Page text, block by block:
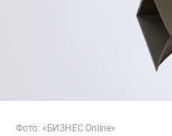
Фото: «БИЗНЕС Online»